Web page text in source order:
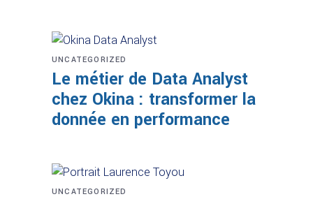
UNCATEGORIZED
Le métier de Data Analyst
chez Okina : transformer la
donnée en performance
UNCATEGORIZED